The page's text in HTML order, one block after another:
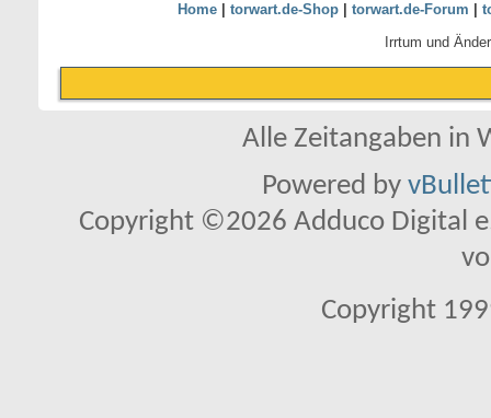
Home| torwart.de-Shop| torwart.de-Forum
Irrtum und
Alle Zeitangaben in
Powered by
Copyright ©2026 Adduco Digital
Copyright